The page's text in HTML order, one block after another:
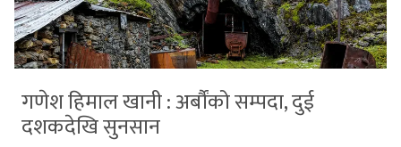
गणेश हिमाल खानी : अर्बौंको सम्पदा, दुई
दशकदेखि सुनसान